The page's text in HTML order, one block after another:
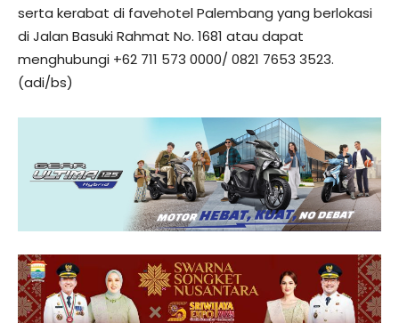
serta kerabat di favehotel Palembang yang berlokasi
di Jalan Basuki Rahmat No. 1681 atau dapat
menghubungi +62 711 573 0000/ 0821 7653 3523.
(adi/bs)